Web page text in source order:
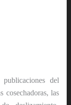
del
cosechadoras, las